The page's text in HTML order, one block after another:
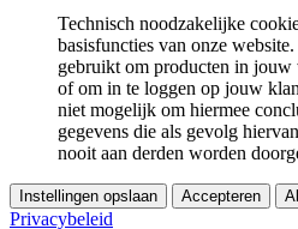
Technisch noodzakelijke
basisfuncties van onze
gebruikt om producten in jouw
of om in te loggen op jouw
niet mogelijk om hiermee
gegevens die als gevolg
nooit aan derden worden
Instellingen opslaan Accepteren
Privacybeleid